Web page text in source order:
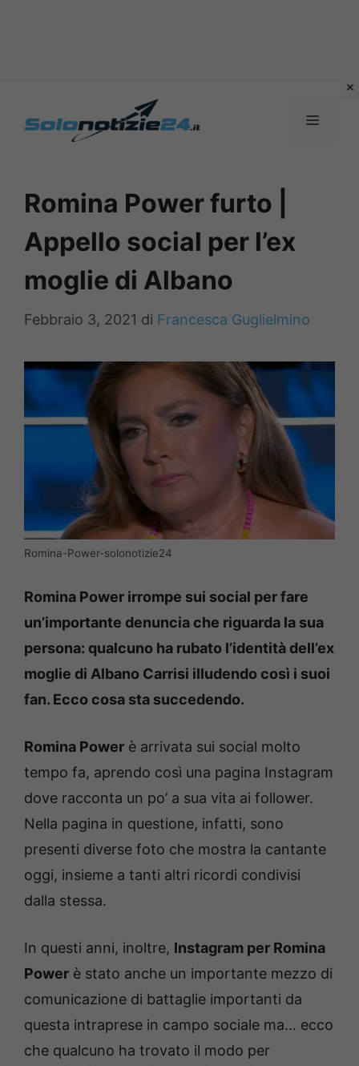
MENU
Romina Power furto |
Appello social per l’ex
moglie di Albano
Febbraio 3, 2021 di Francesca Guglielmino
Romina-Power-solonotizie24
Romina Power irrompe sui social per fare
un’importante denuncia che riguarda la sua
persona: qualcuno ha rubato l’identità dell’ex
moglie di Albano Carrisi illudendo così i suoi
fan. Ecco cosa sta succedendo.
Romina Power è arrivata sui social molto
tempo fa, aprendo così una pagina Instagram
dove racconta un po’ a sua vita ai follower.
Nella pagina in questione, infatti, sono
presenti diverse foto che mostra la cantante
oggi, insieme a tanti altri ricordi condivisi
dalla stessa.
In questi anni, inoltre, Instagram per Romina
Power è stato anche un importante mezzo di
comunicazione di battaglie importanti da
questa intraprese in campo sociale ma… ecco
che qualcuno ha trovato il modo per